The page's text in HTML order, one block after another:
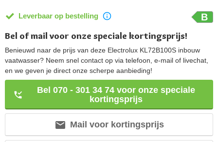
Leverbaar op bestelling B
Bel of mail voor onze speciale kortingsprijs!
Benieuwd naar de prijs van deze Electrolux KL72B100S inbouw
vaatwasser? Neem snel contact op via telefoon, e-mail of livechat,
en we geven je direct onze scherpe aanbieding!
Bel 070 - 301 34 74 voor onze speciale
kortingsprijs
Mail voor kortingsprijs